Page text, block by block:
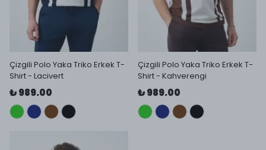
Çizgili Polo Yaka Triko Erkek T-
Shirt - Lacivert
₺ 989.00
Çizgili Polo Yaka Triko Erkek T-
Shirt - Kahverengi
₺ 989.00